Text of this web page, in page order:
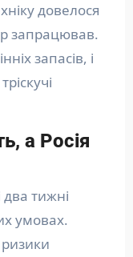
довелося
запрацював.
запасів, і
а Росія
два тижні
умовах.